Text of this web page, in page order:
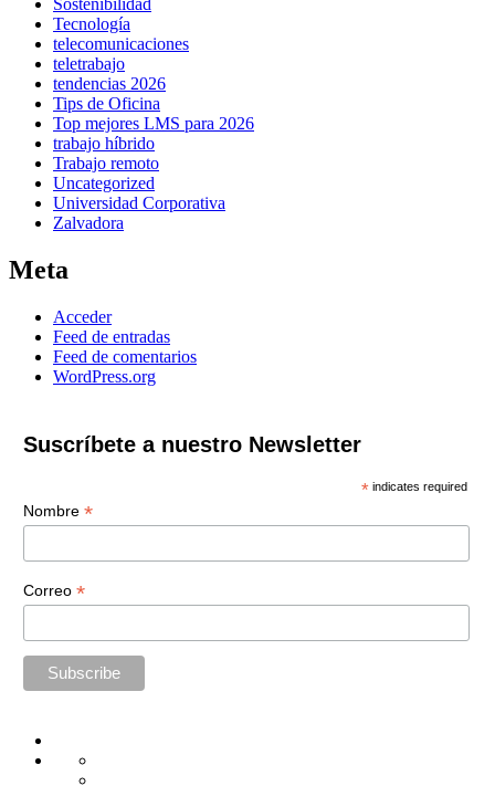
Tecnología
telecomunicaciones
teletrabajo
tendencias 2026
Tips de Oficina
Top mejores LMS para 2026
trabajo híbrido
Trabajo remoto
Uncategorized
Universidad Corporativa
Zalvadora
Meta
Acceder
Feed de entradas
Feed de comentarios
WordPress.org
Suscríbete a nuestro Newsletter
* indicates required
Nombre *
Correo *
Administración